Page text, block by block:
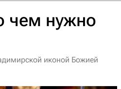
чем нужно
иконой Божией